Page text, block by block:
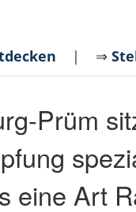
| ⇒
Prüm
eine Art